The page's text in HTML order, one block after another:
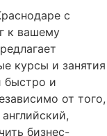
с
к вашему
курсы и занятия
быстро и
от того,
бизнес-